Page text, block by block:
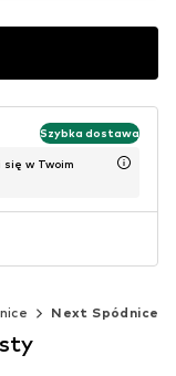
Szybka dostawa
w Twoim
Next Spódnice